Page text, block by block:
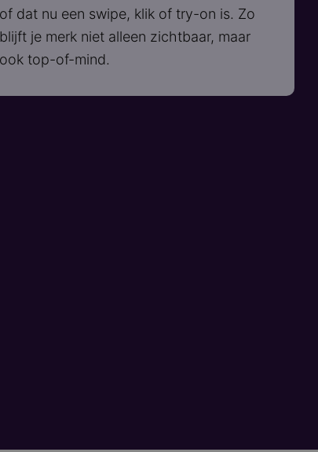
of dat nu een swipe, klik of try-on is. Zo
blijft je merk niet alleen zichtbaar, maar
ook top-of-mind.